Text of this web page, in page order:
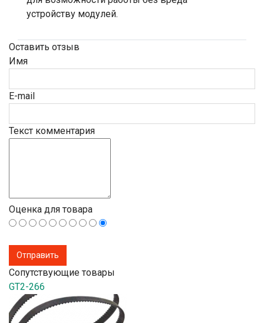
устройству модулей.
Оставить отзыв
Имя
E-mail
Текст комментария
Оценка для товара
Сопутствующие товары
GT2-266